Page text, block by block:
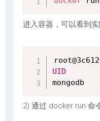
进入容器，可以看到
UID
2) 通过 docker run 命